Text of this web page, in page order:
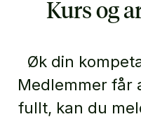
Kurs og
Øk din
Medlemmer får
fullt, kan du